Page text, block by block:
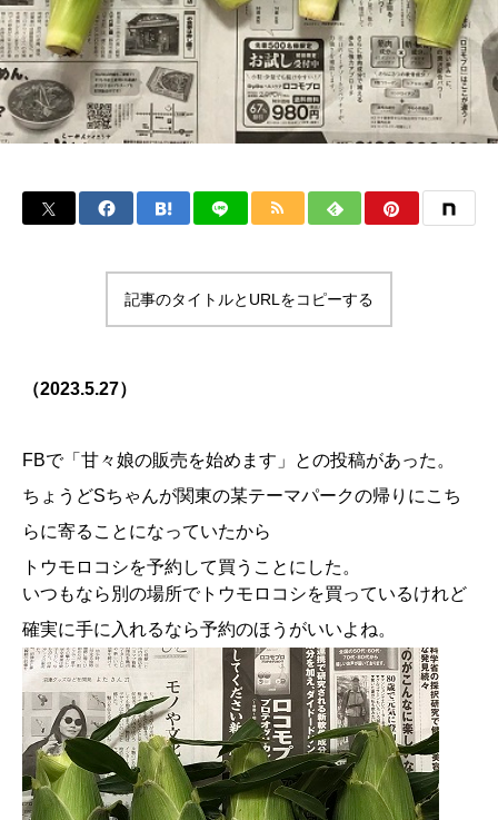
記事のタイトルとURLをコピーする
（2023.5.27）
FBで「甘々娘の販売を始めます」との投稿があった。
ちょうどSちゃんが関東の某テーマパークの帰りにこち
らに寄ることになっていたから
トウモロコシを予約して買うことにした。
いつもなら別の場所でトウモロコシを買っているけれど
確実に手に入れるなら予約のほうがいいよね。